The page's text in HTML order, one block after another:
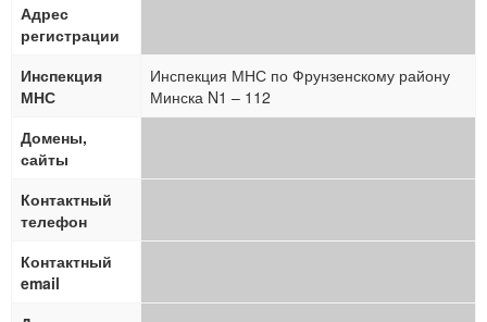
Адрес
регистрации
Инспекция
МНС
Инспекция МНС по Фрунзенскому району
Минска N1 – 112
Домены,
сайты
Контактный
телефон
Контактный
email